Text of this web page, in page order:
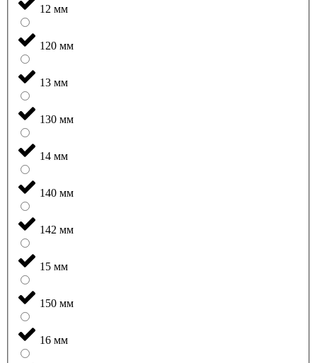
12 мм
120 мм
13 мм
130 мм
14 мм
140 мм
142 мм
15 мм
150 мм
16 мм